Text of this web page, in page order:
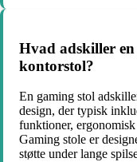
Hvad adskiller
kontorstol?
En gaming stol
design, der typisk
funktioner, ergonomisk
Gaming stole er
støtte under lange